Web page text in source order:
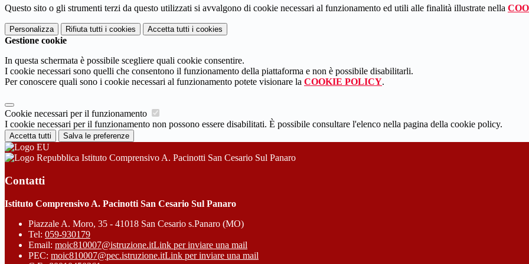
Questo sito o gli strumenti terzi da questo utilizzati si avvalgono di cookie necessari al funzionamento ed utili alle finalità illustrate nella
Personalizza Rifiuta tutti i cookies Accetta tutti i cookies
Gestione cookie
In questa schermata è possibile scegliere quali cookie consentire.
I cookie necessari sono quelli che consentono il funzionamento della piattaforma e non è possibile disabilitarli.
Per conoscere quali sono i cookie necessari al funzionamento potete visionare la COOKIE POLICY.
Cookie necessari per il funzionamento
I cookie necessari per il funzionamento non possono essere disabilitati. È possibile consultare l'elenco nella pagina della cookie policy.
Accetta tutti Salva le preferenze
Istituto Comprensivo A. Pacinotti San Cesario Sul Panaro
Contatti
Istituto Comprensivo A. Pacinotti San Cesario Sul Panaro
Piazzale A. Moro, 35 - 41018 San Cesario s.Panaro (MO)
Tel: 059-930179
Email: moic810007@istruzione.itLink per inviare una mail
PEC: moic810007@pec.istruzione.itLink per inviare una mail